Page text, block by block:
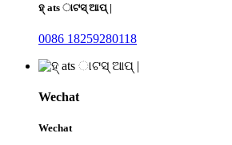
ହ୍ ats ାଟସ୍ ଆପ୍ |
0086 18259280118
Wechat
Wechat